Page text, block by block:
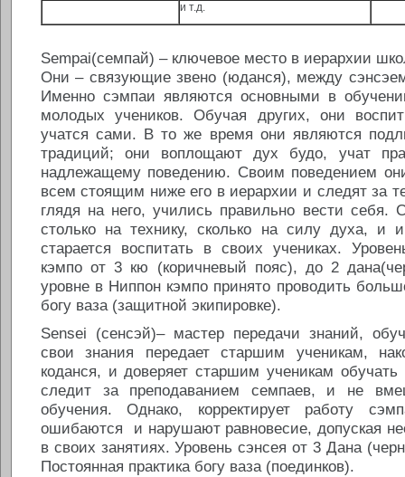
и т.д.
Sempai(семпай) – ключевое место в иерархии
Они – связующие звено (юданся), между
Именно сэмпаи являются основными в
молодых учеников. Обучая других, они
учатся сами. В то же время они являются
традиций; они воплощают дух будо, учат
надлежащему поведению. Своим поведением
всем стоящим ниже его в иерархии и следят за
глядя на него, учились правильно вести себя.
столько на технику, сколько на силу духа, и
старается воспитать в своих учениках.
кэмпо от 3 кю (коричневый пояс), до 2
уровне в Ниппон кэмпо принято проводить
богу ваза (защитной экипировке).
Sensei (сенсэй)– мастер передачи знаний,
свои знания передает старшим ученикам,
коданся, и доверяет старшим ученикам
следит за преподаванием семпаев, и не
обучения. Однако, корректирует работу
ошибаются и нарушают равновесие, допуская
в своих занятиях. Уровень сэнсея от 3 Дана
Постоянная практика богу ваза (поединков).